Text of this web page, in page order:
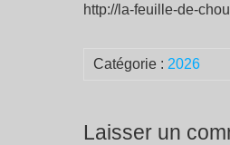
http://la-feuille-de-
Catégorie : 2026
Laisser un